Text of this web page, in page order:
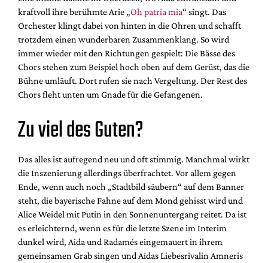
kraftvoll ihre berühmte Arie „Oh patria mia“ singt. Das
Orchester klingt dabei von hinten in die Ohren und schafft
trotzdem einen wunderbaren Zusammenklang. So wird
immer wieder mit den Richtungen gespielt: Die Bässe des
Chors stehen zum Beispiel hoch oben auf dem Gerüst, das die
Bühne umläuft. Dort rufen sie nach Vergeltung. Der Rest des
Chors fleht unten um Gnade für die Gefangenen.
Zu viel des Guten?
Das alles ist aufregend neu und oft stimmig. Manchmal wirkt
die Inszenierung allerdings überfrachtet. Vor allem gegen
Ende, wenn auch noch „Stadtbild säubern“ auf dem Banner
steht, die bayerische Fahne auf dem Mond gehisst wird und
Alice Weidel mit Putin in den Sonnenuntergang reitet. Da ist
es erleichternd, wenn es für die letzte Szene im Interim
dunkel wird, Aida und Radamés eingemauert in ihrem
gemeinsamen Grab singen und Aidas Liebesrivalin Amneris